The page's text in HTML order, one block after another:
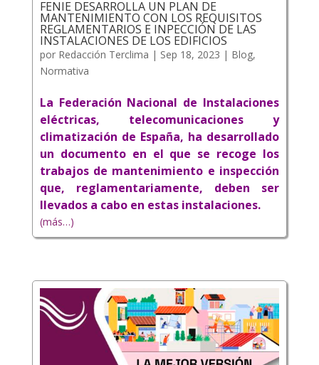
FENIE DESARROLLA UN PLAN DE
MANTENIMIENTO CON LOS REQUISITOS
REGLAMENTARIOS E INPECCIÓN DE LAS
INSTALACIONES DE LOS EDIFICIOS
por Redacción Terclima | Sep 18, 2023 | Blog,
Normativa
La Federación Nacional de Instalaciones
eléctricas, telecomunicaciones y
climatización de España, ha desarrollado
un documento en el que se recoge los
trabajos de mantenimiento e inspección
que, reglamentariamente, deben ser
llevados a cabo en estas instalaciones.
(más…)